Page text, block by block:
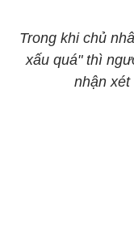
Trong khi chủ
xấu quá" thì
nhận xét